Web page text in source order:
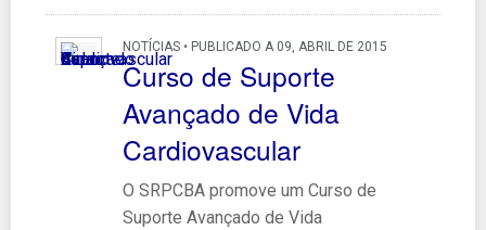
NOTÍCIAS • PUBLICADO A 09, ABRIL DE 2015
Curso de Suporte
Avançado de Vida
Cardiovascular
O SRPCBA promove um Curso de
Suporte Avançado de Vida